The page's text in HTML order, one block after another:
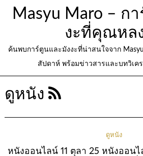
Masyu Maro – ก
งะที่คุณหล
ค้นพบการ์ตูนและมังงะที่น่าสนใจจาก
สัปดาห์ พร้อมข่าวสารและบทวิเค
ดูหนัง
ดูหนัง
หนังออนไลน์ 11 ตุลา 25 หนังออน